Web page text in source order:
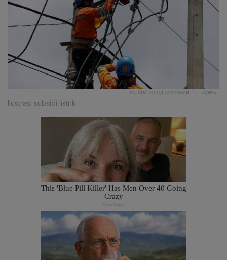
ANTARA FOTO/IRWANSYAH PUTRA/WSJ.
Ilustrasi subsidi listrik.